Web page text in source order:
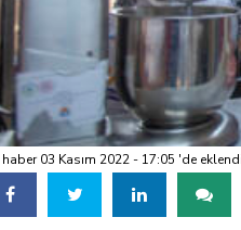
haber 03 Kasım 2022 - 17:05 'de